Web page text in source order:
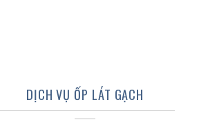
DỊCH VỤ ỐP LÁT GẠCH